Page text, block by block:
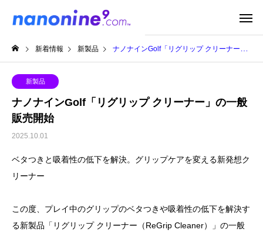
新着情報 新製品 ナノナインGolf「リグリップ クリーナー」の一般販売開始
新製品
ナノナインGolf「リグリップ クリーナー」の一般
販売開始
2025.10.01
ベタつきと吸着性の低下を解決。グリップケアを変える新発想ク
リーナー
この度、プレイ中のグリップのベタつきや吸着性の低下を解決す
る新製品「リグリップ クリーナー（ReGrip Cleaner）」の一般